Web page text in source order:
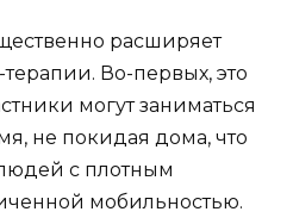
расширяет
Во-первых, это
могут заниматься
не покидая дома, что
с плотным
мобильностью.